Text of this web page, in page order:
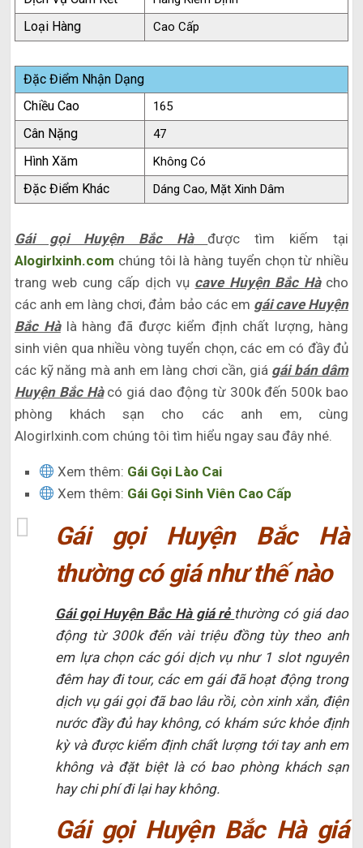
Loại Hàng Cao Cấp
Đặc Điểm Nhận Dạng
Chiều Cao
165
Cân Nặng 47
Hình Xăm Không Có
Đặc Điểm Khác Dáng Cao, Mặt Xinh Dâm
Gái gọi Huyện Bắc Hà
được tìm kiếm tại
Alogirlxinh.com chúng tôi là hàng tuyển chọn từ nhiều
trang web cung cấp dịch vụ cave Huyện Bắc Hàcho
các anh em làng chơi, đảm bảo các em gái cave Huyện
Bắc Hàlà hàng đã được kiểm định chất lượng, hàng
sinh viên qua nhiều vòng tuyển chọn, các em có đầy đủ
các kỹ năng mà anh em làng chơi cần, giá gái bán dâm
Huyện Bắc Hàcó giá dao động từ 300k đến 500k bao
phòng khách sạn cho các anh em, cùng
Alogirlxinh.com chúng tôi tìm hiểu ngay sau đây nhé.
Xem thêm: Gái Gọi Lào Cai
Xem thêm: Gái Gọi Sinh Viên Cao Cấp
Gái gọi Huyện Bắc Hà
thường có giá như thế nào
Gái gọi Huyện Bắc Hà giá rẻ thường có giá dao
động từ 300k đến vài triệu đồng tùy theo anh
em lựa chọn các gói dịch vụ như 1 slot nguyên
đêm hay đi tour, các em gái đã hoạt động trong
dịch vụ gái gọi đã bao lâu rồi, còn xinh xắn, điện
nước đầy đủ hay không, có khám sức khỏe định
kỳ và được kiểm định chất lượng tới tay anh em
không và đặt biệt là có bao phòng khách sạn
hay chi phí đi lại hay không.
Gái gọi Huyện Bắc Hà giá